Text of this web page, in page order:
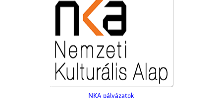
NKA pályázatok